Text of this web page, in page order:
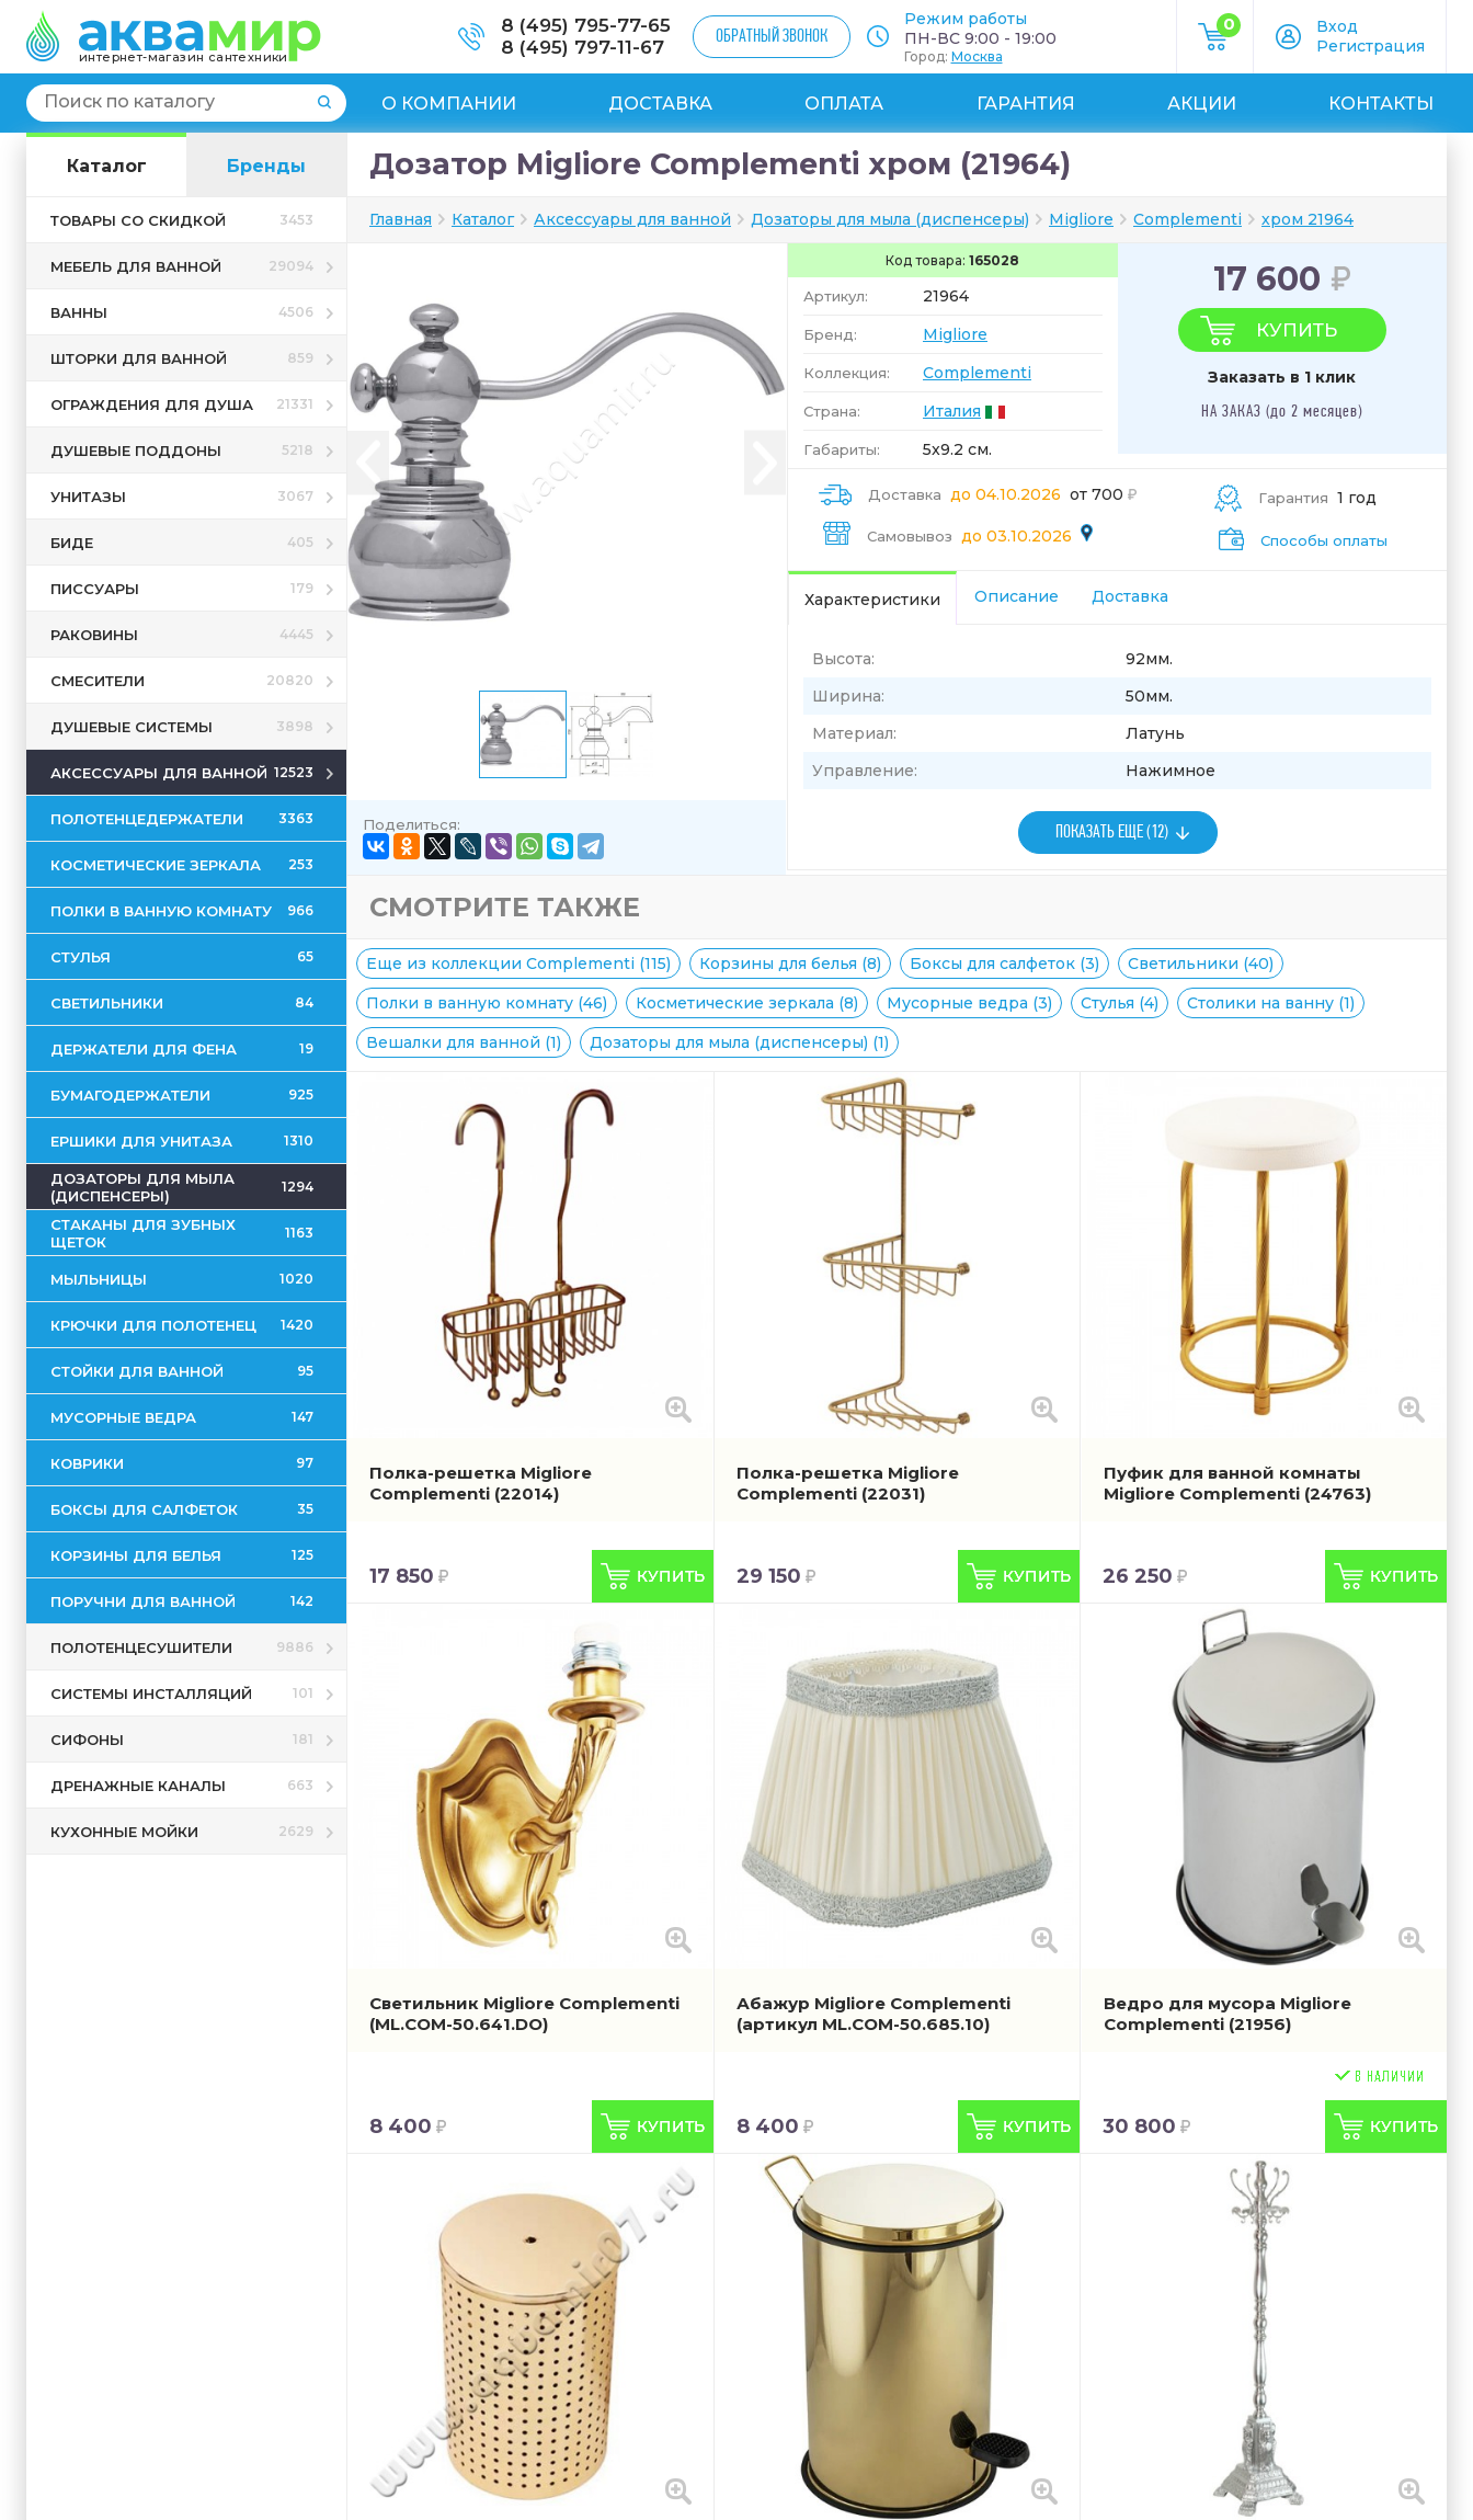
интернет-магазин сантехники
8 (495) 795-77-65
8 (495) 797-11-67
ОБРАТНЫЙ ЗВОНОК
Режим работы
ПН-ВС 9:00 - 19:00
Город: Москва
0
Вход
Регистрация
О КОМПАНИИ ДОСТАВКА ОПЛАТА ГАРАНТИЯ АКЦИИ КОНТАКТЫ
Каталог Бренды
ТОВАРЫ СО СКИДКОЙ 3453
МЕБЕЛЬ ДЛЯ ВАННОЙ 29094
ВАННЫ 4506
ШТОРКИ ДЛЯ ВАННОЙ 859
ОГРАЖДЕНИЯ ДЛЯ ДУША 21331
ДУШЕВЫЕ ПОДДОНЫ 5218
УНИТАЗЫ 3067
БИДЕ 405
ПИССУАРЫ 179
РАКОВИНЫ 4445
СМЕСИТЕЛИ 20820
ДУШЕВЫЕ СИСТЕМЫ 3898
АКСЕССУАРЫ ДЛЯ ВАННОЙ 12523
ПОЛОТЕНЦЕДЕРЖАТЕЛИ 3363
КОСМЕТИЧЕСКИЕ ЗЕРКАЛА 253
ПОЛКИ В ВАННУЮ КОМНАТУ 966
СТУЛЬЯ 65
СВЕТИЛЬНИКИ 84
ДЕРЖАТЕЛИ ДЛЯ ФЕНА 19
БУМАГОДЕРЖАТЕЛИ 925
ЕРШИКИ ДЛЯ УНИТАЗА 1310
ДОЗАТОРЫ ДЛЯ МЫЛА
(ДИСПЕНСЕРЫ)
1294
СТАКАНЫ ДЛЯ ЗУБНЫХ
ЩЕТОК
1163
МЫЛЬНИЦЫ 1020
КРЮЧКИ ДЛЯ ПОЛОТЕНЕЦ 1420
СТОЙКИ ДЛЯ ВАННОЙ 95
МУСОРНЫЕ ВЕДРА 147
КОВРИКИ 97
БОКСЫ ДЛЯ САЛФЕТОК 35
КОРЗИНЫ ДЛЯ БЕЛЬЯ 125
ПОРУЧНИ ДЛЯ ВАННОЙ 142
ПОЛОТЕНЦЕСУШИТЕЛИ 9886
СИСТЕМЫ ИНСТАЛЛЯЦИЙ 101
СИФОНЫ 181
ДРЕНАЖНЫЕ КАНАЛЫ 663
КУХОННЫЕ МОЙКИ 2629
Дозатор Migliore Complementi хром (21964)
Главная Каталог Аксессуары для ванной Дозаторы для мыла (диспенсеры) Migliore Complementi хром 21964
Поделиться:
Код товара:165028
Артикул: 21964
Бренд: Migliore
Коллекция: Complementi
Страна: Италия
Габариты: 5x9.2 см.
17 600
КУПИТЬ
Заказать в 1 клик
НА ЗАКАЗ (до 2 месяцев)
Доставка до 04.10.2026 от 700
Самовывоз до 03.10.2026
Гарантия 1 год
Способы оплаты
Характеристики Описание Доставка
Высота:
92мм.
Ширина:
50мм.
Материал:
Латунь
Управление:
Нажимное
ПОКАЗАТЬ ЕЩЕ (12)
СМОТРИТЕ ТАКЖЕ
Еще из коллекции Complementi (115) Корзины для белья (8) Боксы для салфеток (3)
Светильники (40)
Полки в ванную комнату (46)
Косметические зеркала (8) Мусорные ведра (3) Стулья (4)
Столики на ванну (1)
Вешалки для ванной (1)
Дозаторы для мыла (диспенсеры) (1)
Полка-решетка Migliore
Complementi (22014)
17 850
Полка-решетка Migliore
Complementi (22031)
29 150
Пуфик для ванной комнаты
Migliore Complementi (24763)
26 250
Светильник Migliore Complementi
(ML.COM-50.641.DO)
8 400
Абажур Migliore Complementi
(артикул ML.COM-50.685.10)
8 400
Ведро для мусора Migliore
Complementi (21956)
30 800